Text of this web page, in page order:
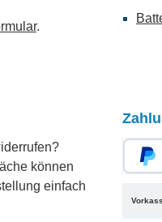
.
können
einfach